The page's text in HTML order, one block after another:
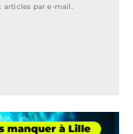
articles par e-mail.